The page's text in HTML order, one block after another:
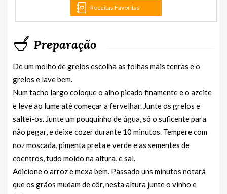
Receitas Favoritas
Preparação
De um molho de grelos escolha as folhas mais tenras e o
grelos e lave bem.
Num tacho largo coloque o alho picado finamente e o azeite
e leve ao lume até começar a fervelhar. Junte os grelos e
saltei-os. Junte um pouquinho de água, só o suficente para
não pegar, e deixe cozer durante 10 minutos. Tempere com
noz moscada, pimenta preta e verde e as sementes de
coentros, tudo moído na altura, e sal.
Adicione o arroz e mexa bem. Passado uns minutos notará
que os grãos mudam de côr, nesta altura junte o vinho e